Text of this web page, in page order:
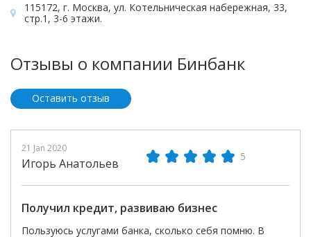
115172, г. Москва, ул. Котельническая набережная, 33,
стр.1, 3-6 этажи.
Отзывы о компании Бинбанк
Оставить отзыв
21 Jan 2020
Игорь Анатольев 5
Получил кредит, развиваю бизнес
Пользуюсь услугами банка, сколько себя помню. В